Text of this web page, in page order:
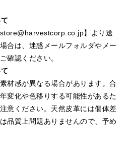
】より送
合は、迷惑メールフォルダやメー
確認ください。
材感が異なる場合があります。合
変化や色移りする可能性があるた
意ください。天然皮革には個体差
品質上問題ありませんので、予め